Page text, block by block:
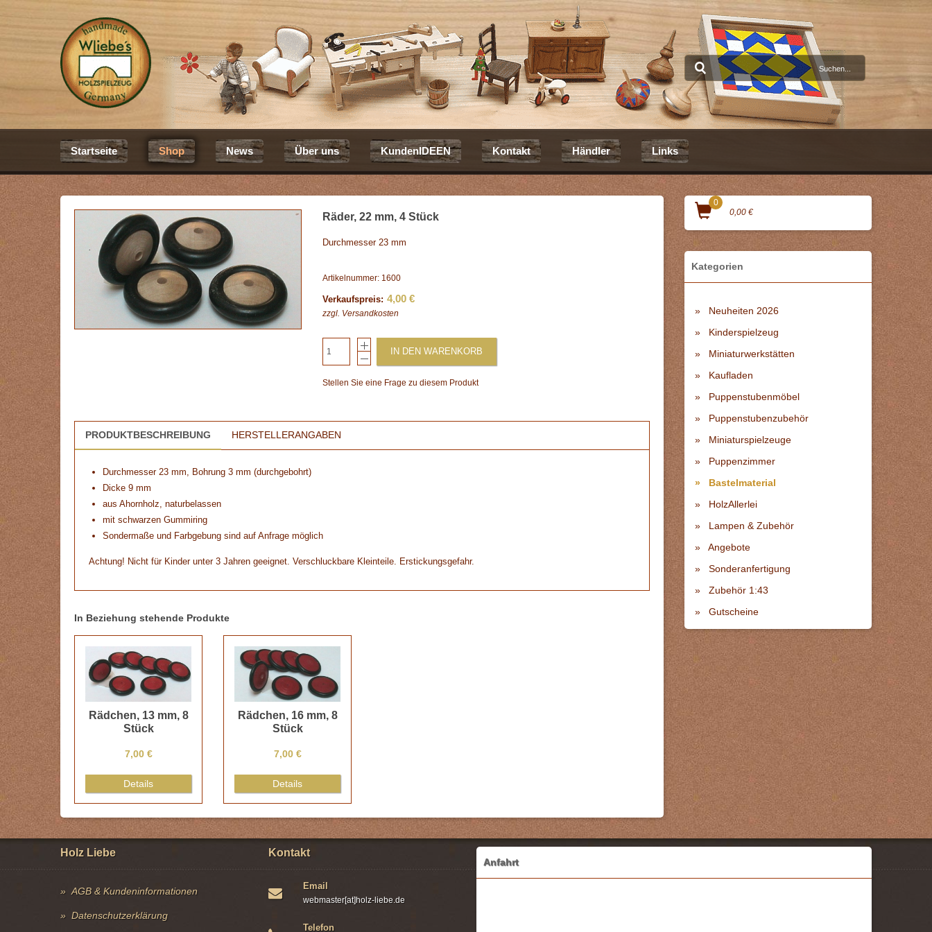
Startseite Shop News Über uns KundenIDEEN Kontakt Händler Links
Räder, 22 mm, 4 Stück
Durchmesser 23 mm
Artikelnummer: 1600
Verkaufspreis: 4,00 €
zzgl. Versandkosten
IN DEN WARENKORB
Stellen Sie eine Frage zu diesem Produkt
PRODUKTBESCHREIBUNG HERSTELLERANGABEN
Durchmesser 23 mm, Bohrung 3 mm (durchgebohrt)
Dicke 9 mm
aus Ahornholz, naturbelassen
mit schwarzen Gummiring
Sondermaße und Farbgebung sind auf Anfrage möglich
Achtung! Nicht für Kinder unter 3 Jahren geeignet. Verschluckbare Kleinteile. Erstickungsgefahr.
In Beziehung stehende Produkte
Rädchen, 13 mm, 8
Stück
7,00 €
Details
Rädchen, 16 mm, 8
Stück
7,00 €
Details
0
0,00 €
Kategorien
Neuheiten 2026
Kinderspielzeug
Miniaturwerkstätten
Kaufladen
Puppenstubenmöbel
Puppenstubenzubehör
Miniaturspielzeuge
Puppenzimmer
Bastelmaterial
HolzAllerlei
Lampen & Zubehör
Angebote
Sonderanfertigung
Zubehör 1:43
Gutscheine
Holz Liebe
AGB & Kundeninformationen
Datenschutzerklärung
Kontakt
Email
webmaster[at]holz-liebe.de
Telefon
Anfahrt